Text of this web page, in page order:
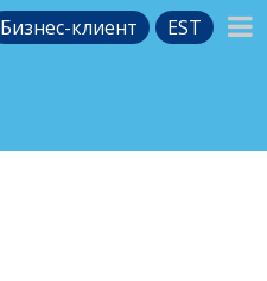
Бизнес-клиент EST